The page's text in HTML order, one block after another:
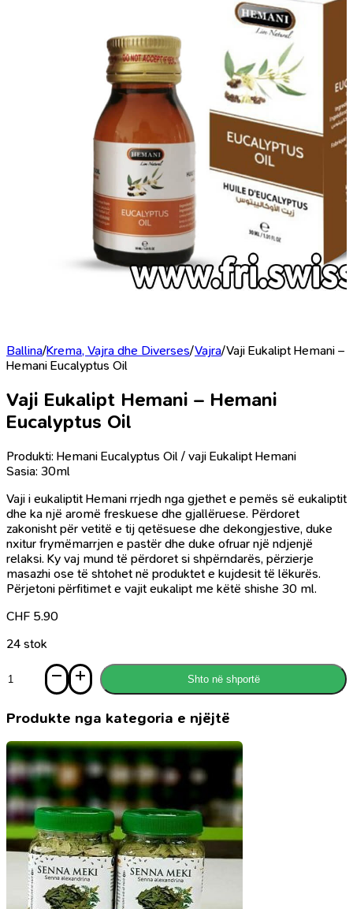
Ballina/Krema, Vajra dhe Diverses/Vajra/Vaji Eukalipt Hemani –
Hemani Eucalyptus Oil
Vaji Eukalipt Hemani – Hemani
Eucalyptus Oil
Produkti: Hemani Eucalyptus Oil / vaji Eukalipt Hemani
Sasia: 30ml
Vaji i eukaliptit Hemani rrjedh nga gjethet e pemës së eukaliptit
dhe ka një aromë freskuese dhe gjallëruese. Përdoret
zakonisht për vetitë e tij qetësuese dhe dekongjestive, duke
nxitur frymëmarrjen e pastër dhe duke ofruar një ndjenjë
relaksi. Ky vaj mund të përdoret si shpërndarës, përzierje
masazhi ose të shtohet në produktet e kujdesit të lëkurës.
Përjetoni përfitimet e vajit eukalipt me këtë shishe 30 ml.
CHF 5.90
24 stok
Vaji
Hemani
Hemani
Eucalyptus
Oil
Shto në shportë
Produkte nga kategoria e njëjtë